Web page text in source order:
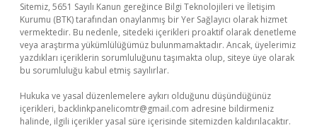
Sitemiz, 5651 Sayılı Kanun gereğince Bilgi Teknolojileri ve İletişim
Kurumu (BTK) tarafından onaylanmış bir Yer Sağlayıcı olarak hizmet
vermektedir. Bu nedenle, sitedeki içerikleri proaktif olarak denetleme
veya araştırma yükümlülüğümüz bulunmamaktadır. Ancak, üyelerimiz
yazdıkları içeriklerin sorumluluğunu taşımakta olup, siteye üye olarak
bu sorumluluğu kabul etmiş sayılırlar.
Hukuka ve yasal düzenlemelere aykırı olduğunu düşündüğünüz
içerikleri, backlinkpanelicomtr@gmail.com adresine bildirmeniz
halinde, ilgili içerikler yasal süre içerisinde sitemizden kaldırılacaktır.